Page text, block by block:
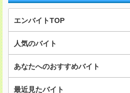
エンバイトTOP
人気のバイト
あなたへのおすすめバイト
最近見たバイト